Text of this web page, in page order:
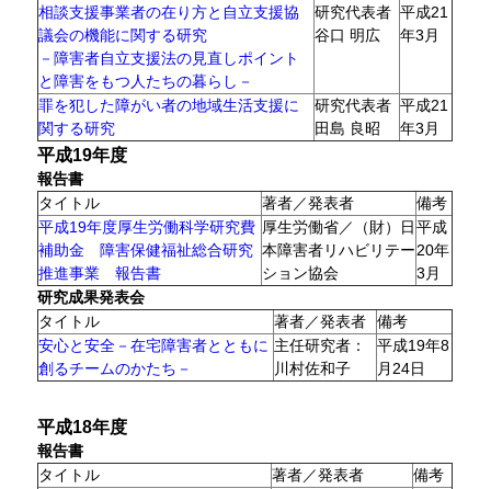
相談支援事業者の在り方と自立支援協
議会の機能に関する研究
－障害者自立支援法の見直しポイント
と障害をもつ人たちの暮らし－
研究代表者
谷口 明広
平成21
年3月
罪を犯した障がい者の地域生活支援に
関する研究
研究代表者
田島 良昭
平成21
年3月
平成19年度
報告書
タイトル
著者／発表者
備考
平成19年度厚生労働科学研究費
補助金 障害保健福祉総合研究
推進事業 報告書
厚生労働省／（財）日
本障害者リハビリテー
ション協会
平成
20年
3月
研究成果発表会
タイトル
著者／発表者
備考
安心と安全－在宅障害者とともに
創るチームのかたち－
主任研究者：
川村佐和子
平成19年8
月24日
平成18年度
報告書
タイトル
著者／発表者 備考